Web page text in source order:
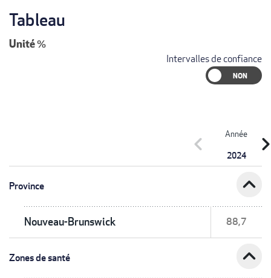
Tableau
Unité%
Intervalles de confiance
Année
2024
chevron_left
Province expand_less
Nouveau-Brunswick 88,7
Zones de santé expand_less